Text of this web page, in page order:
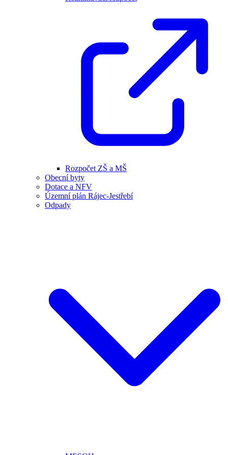
Rozpočet ZŠ a MŠ
Obecní byty
Dotace a NFV
Územní plán Rájec-Jestřebí
Odpady